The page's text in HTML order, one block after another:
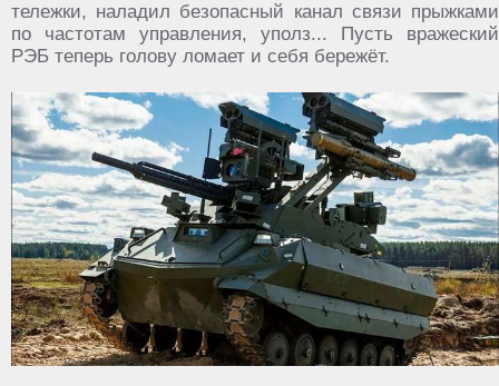
тележки, наладил безопасный канал связи прыжками
по частотам управления, уполз... Пусть вражеский
РЭБ теперь голову ломает и себя бережёт.